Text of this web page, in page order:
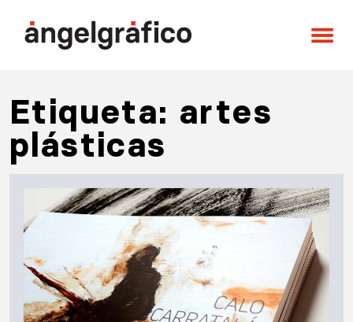
Saltar al contenido
Navegación principal
Etiqueta: artes
plásticas